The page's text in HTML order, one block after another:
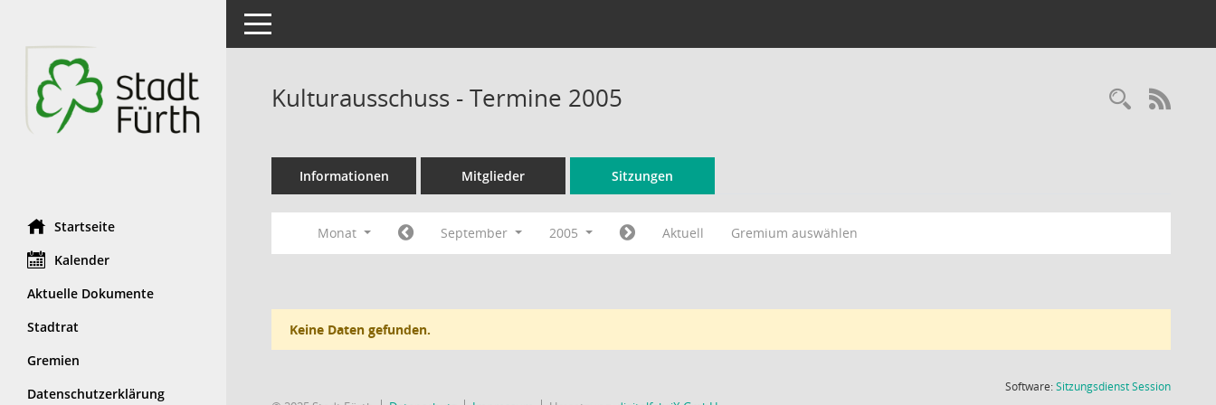
Startseite
Kalender
Aktuelle Dokumente
Stadtrat
Gremien
Datenschutzerklärung
Toggle navigation
Kulturausschuss - Termine 2005
Informationen Mitglieder Sitzungen
Monat September 2005 Aktuell Gremium auswählen
Keine Daten gefunden.
Software:SitzungsdienstSession(Wird in